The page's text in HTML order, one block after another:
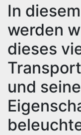
In
werden
dieses
und